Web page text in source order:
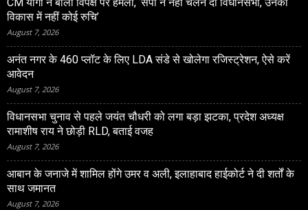
विकास में नहीं कोई रुचि’
August 7, 2026
अनंत नगर के 460 प्‍लॉट के लिए LDA संडे से खोलेगा रजिस्‍ट्रेशन, ऐसे करें
आवेदन
August 7, 2026
विधानसभा चुनाव से पहले जयंत चौधरी को लगा बड़ा झटका, प्रदेश अध्यक्ष
रामाशीष राय ने छोड़ी RLD, बताई वजह
August 7, 2026
आबान के जनाजे में शामिल होंगे उमर व अली, इलाहाबाद हाईकोर्ट ने दी शर्तों के
साथ जमानत
August 7, 2026